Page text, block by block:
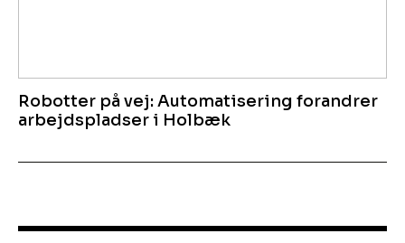
Robotter på vej: Automatisering forandrer
arbejdspladser i Holbæk